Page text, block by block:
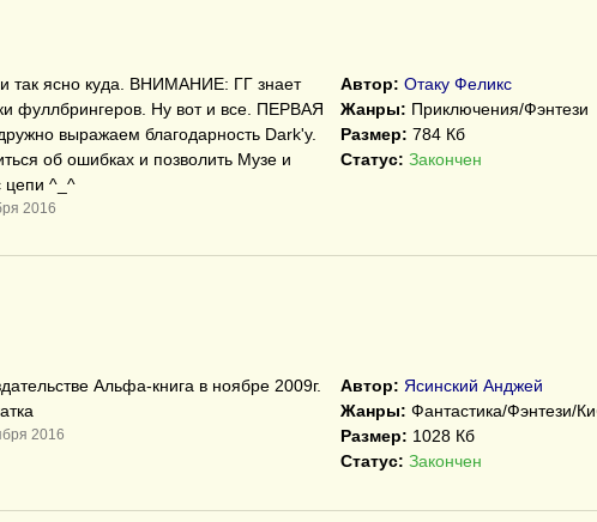
так ясно куда. ВНИМАНИЕ: ГГ знает
фуллбрингеров. Ну вот и все. ПЕРВАЯ
выражаем благодарность Dark'y.
об ошибках и позволить Музе и
цепи ^_^
2016
Автор: Отаку Феликс
Жанры: Приключения/Фэнтези
Размер: 784 Кб
Статус: Закончен
Альфа-книга в ноябре 2009г.
2016
Автор: Ясинский Анджей
Жанры: Фантастика/Фэнтези/
Размер: 1028 Кб
Статус: Закончен